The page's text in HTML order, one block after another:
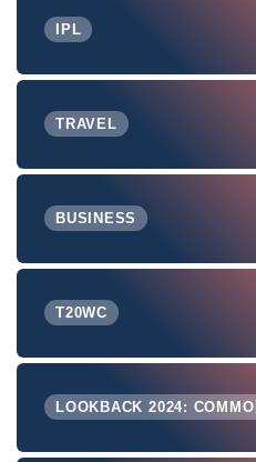
IPL
TRAVEL
BUSINESS
T20WC
LOOKBACK 2024: